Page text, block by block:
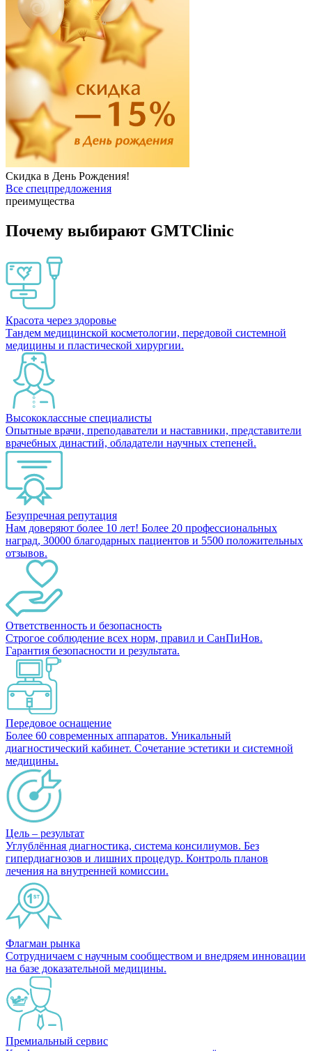
Скидка в День Рождения!
Все спецпредложения
преимущества
Почему выбирают GMTClinic
Красота через здоровье
Тандем медицинской косметологии, передовой системной
медицины и пластической хирургии.
Высококлассные специалисты
Опытные врачи, преподаватели и наставники, представители
врачебных династий, обладатели научных степеней.
Безупречная репутация
Нам доверяют более 10 лет! Более 20 профессиональных
наград, 30000 благодарных пациентов и 5500 положительных
отзывов.
Ответственность и безопасность
Строгое соблюдение всех норм, правил и СанПиНов.
Гарантия безопасности и результата.
Передовое оснащение
Более 60 современных аппаратов. Уникальный
диагностический кабинет. Сочетание эстетики и системной
медицины.
Цель – результат
Углублённая диагностика, система консилиумов. Без
гипердиагнозов и лишних процедур. Контроль планов
лечения на внутренней комиссии.
Флагман рынка
Сотрудничаем с научным сообществом и внедряем инновации
на базе доказательной медицины.
Премиальный сервис